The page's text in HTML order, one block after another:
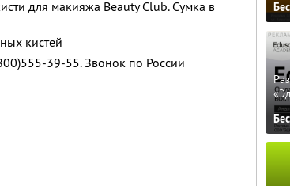
для макияжа Beauty Club. Сумка в
кистей
39-55. Звонок по России